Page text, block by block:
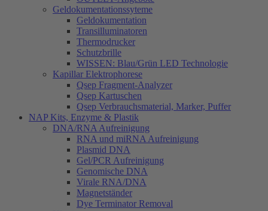
Geldokumentationssyteme
Geldokumentation
Transilluminatoren
Thermodrucker
Schutzbrille
WISSEN: Blau/Grün LED Technologie
Kapillar Elektrophorese
Qsep Fragment-Analyzer
Qsep Kartuschen
Qsep Verbrauchsmaterial, Marker, Puffer
NAP Kits, Enzyme & Plastik
DNA/RNA Aufreinigung
RNA und miRNA Aufreinigung
Plasmid DNA
Gel/PCR Aufreinigung
Genomische DNA
Virale RNA/DNA
Magnetständer
Dye Terminator Removal